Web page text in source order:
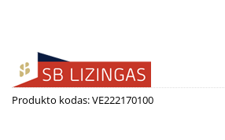
Produkto kodas:VE222170100